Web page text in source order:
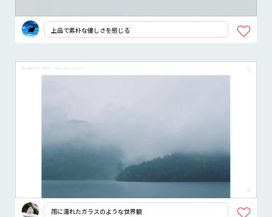
上品で素朴な優しさを感じる
雨に濡れたガラスのような世界観